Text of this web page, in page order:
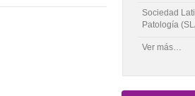
Sociedad
Patología
Ver más…